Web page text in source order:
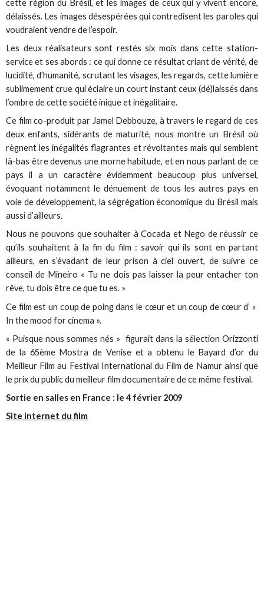
cette région du Brésil, et les images de ceux qui y vivent encore,
délaissés. Les images désespérées qui contredisent les paroles qui
voudraient vendre de l’espoir.
Les deux réalisateurs sont restés six mois dans cette station-
service et ses abords : ce qui donne ce résultat criant de vérité, de
lucidité, d’humanité, scrutant les visages, les regards, cette lumière
sublimement crue qui éclaire un court instant ceux (dé)laissés dans
l’ombre de cette société inique et inégalitaire.
Ce film co-produit par Jamel Debbouze, à travers le regard de ces
deux enfants, sidérants de maturité, nous montre un Brésil où
règnent les inégalités flagrantes et révoltantes mais qui semblent
là-bas être devenus une morne habitude, et en nous parlant de ce
pays il a un caractère évidemment beaucoup plus universel,
évoquant notamment le dénuement de tous les autres pays en
voie de développement, la ségrégation économique du Brésil mais
aussi d’ailleurs.
Nous ne pouvons que souhaiter à Cocada et Nego de réussir ce
qu’ils souhaitent à la fin du film : savoir qui ils sont en partant
ailleurs, en s’évadant de leur prison à ciel ouvert, de suivre ce
conseil de Mineiro « Tu ne dois pas laisser la peur entacher ton
rêve, tu dois être ce que tu es. »
Ce film est un coup de poing dans le cœur et un coup de cœur d’ «
In the mood for cinema ».
« Puisque nous sommes nés » figurait dans la sélection Orizzonti
de la 65ème Mostra de Venise et a obtenu le Bayard d’or du
Meilleur Film au Festival International du Film de Namur ainsi que
le prix du public du meilleur film documentaire de ce même festival.
Sortie en salles en France : le 4 février 2009
Site internet du film